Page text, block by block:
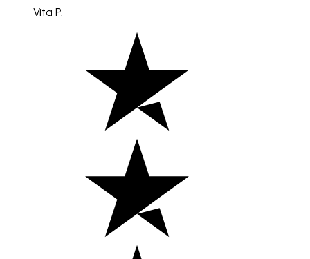
Vita P.